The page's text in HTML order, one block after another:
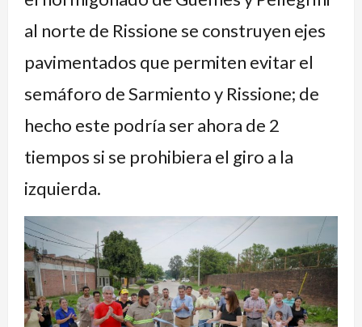
al norte de Rissione se construyen ejes
pavimentados que permiten evitar el
semáforo de Sarmiento y Rissione; de
hecho este podría ser ahora de 2
tiempos si se prohibiera el giro a la
izquierda.